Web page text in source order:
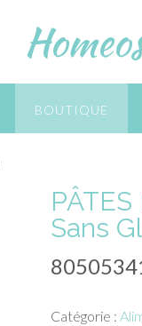
BOUTIQUE
Sans
Catégorie :